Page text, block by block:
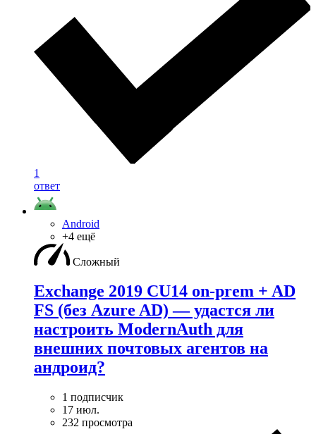
1
ответ
Android
+4 ещё
Сложный
Exchange 2019 CU14 on-prem + AD
FS (без Azure AD) — удаcтся ли
настроить ModernAuth для
внешних почтовых агентов на
андроид?
1 подписчик
17 июл.
232 просмотра